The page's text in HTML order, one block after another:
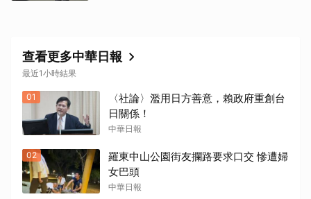
查看更多中華日報
最近1小時結果
01
〈社論〉濫用日方善意，賴政府重創台
日關係！
中華日報
02
羅東中山公園街友攔路要求口交 慘遭婦
女巴頭
中華日報